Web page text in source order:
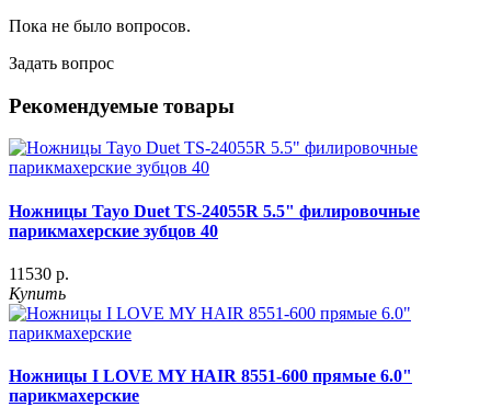
Пока не было вопросов.
Задать вопрос
Рекомендуемые товары
Ножницы Tayo Duet TS-24055R 5.5" филировочные
парикмахерские зубцов 40
11530 р.
Купить
Ножницы I LOVE MY HAIR 8551-600 прямые 6.0"
парикмахерские